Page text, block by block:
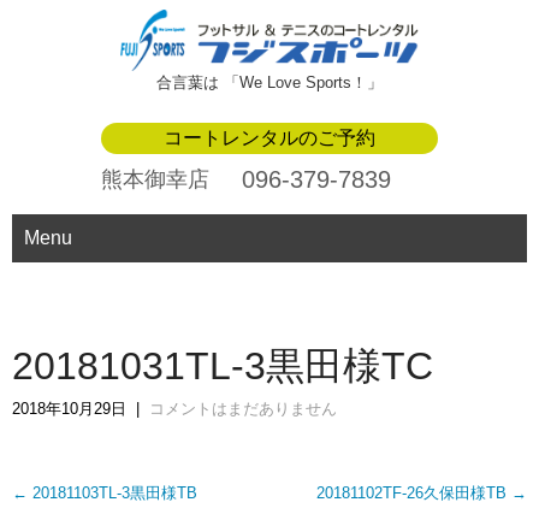
合言葉は 「We Love Sports！」
コートレンタルのご予約
熊本御幸店 096-379-7839
Menu
20181031TL-3黒田様TC
2018年10月29日 コメントはまだありません
Post
← 20181103TL-3黒田様TB 20181102TF-26久保田様TB →